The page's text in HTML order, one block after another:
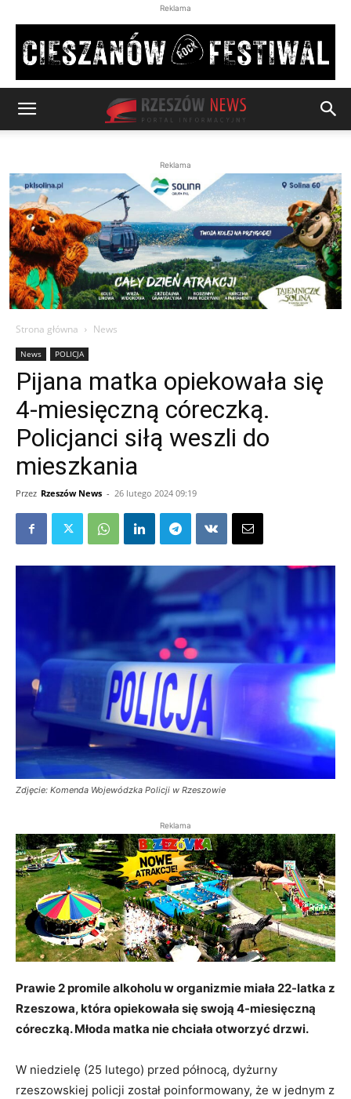
Reklama
Reklama
Strona główna News
News POLICJA
Pijana matka opiekowała się
4-miesięczną córeczką.
Policjanci siłą weszli do
mieszkania
Przez Rzeszów News - 26 lutego 2024 09:19
Zdjęcie: Komenda Wojewódzka Policji w Rzeszowie
Reklama
Prawie 2 promile alkoholu w organizmie miała 22-latka z
Rzeszowa, która opiekowała się swoją 4-miesięczną
córeczką. Młoda matka nie chciała otworzyć drzwi.
W niedzielę (25 lutego) przed północą, dyżurny
rzeszowskiej policji został poinformowany, że w jednym z